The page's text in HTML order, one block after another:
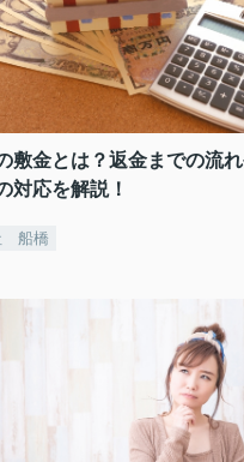
敷金とは？返金までの流
対応を解説！
船橋